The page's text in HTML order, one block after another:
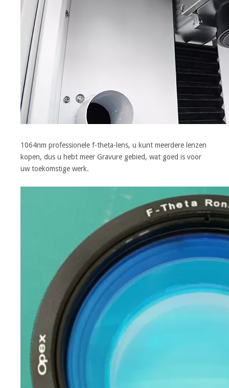
1064nm professionele f-theta-lens, u kunt meerdere lenzen
kopen, dus u hebt meer Gravure gebied, wat goed is voor
uw toekomstige werk.